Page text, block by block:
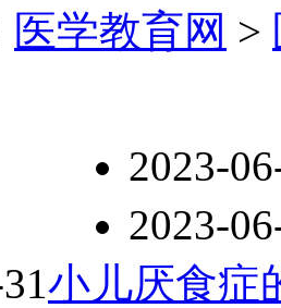
医学教育网 >
2023-
2023-
小儿厌食症